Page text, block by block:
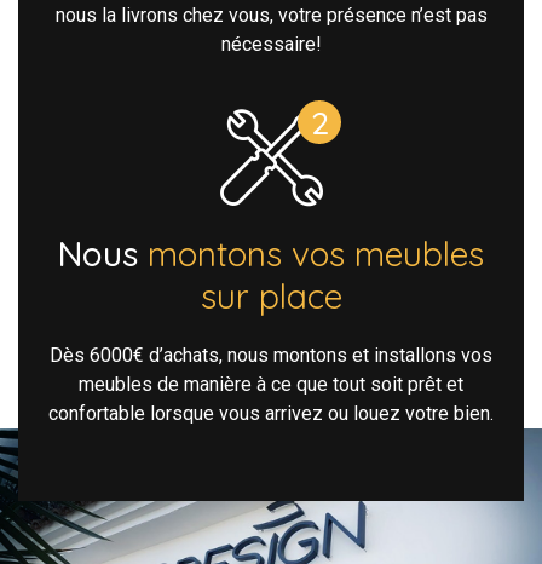
nous la livrons chez vous, votre présence n’est pas
nécessaire!
Nous montons vos meubles
sur place
Dès 6000€ d’achats, nous montons et installons vos
meubles de manière à ce que tout soit prêt et
confortable lorsque vous arrivez ou louez votre bien.